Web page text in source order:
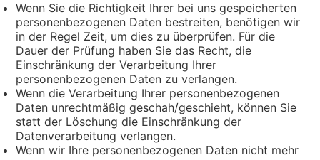
Wenn Sie die Richtigkeit Ihrer bei uns gespeicherten
personenbezogenen Daten bestreiten, benötigen wir
in der Regel Zeit, um dies zu überprüfen. Für die
Dauer der Prüfung haben Sie das Recht, die
Einschränkung der Verarbeitung Ihrer
personenbezogenen Daten zu verlangen.
Wenn die Verarbeitung Ihrer personenbezogenen
Daten unrechtmäßig geschah/geschieht, können Sie
statt der Löschung die Einschränkung der
Datenverarbeitung verlangen.
Wenn wir Ihre personenbezogenen Daten nicht mehr